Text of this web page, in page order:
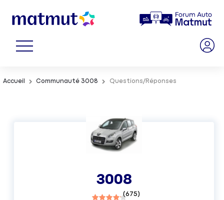
Accueil Communauté 3008 Questions/Réponses
3008
(675)